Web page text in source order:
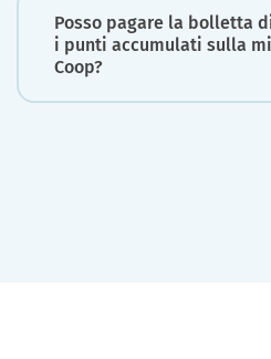
Posso pagare la bolletta
i punti accumulati sulla
Coop?